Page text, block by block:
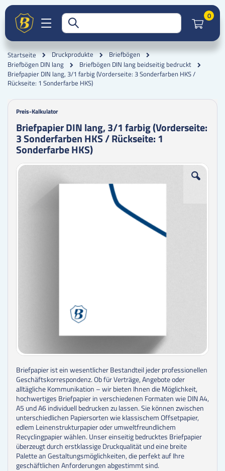
0
Startseite Druckprodukte
Briefbögen
Briefbögen DIN lang
Briefbögen DIN lang beidseitig bedruckt
Briefpapier DIN lang, 3/1 farbig (Vorderseite: 3 Sonderfarben HKS /
Rückseite: 1 Sonderfarbe HKS)
Preis-Kalkulator
Briefpapier DIN lang, 3/1 farbig (Vorderseite:
3 Sonderfarben HKS / Rückseite: 1
Sonderfarbe HKS)
Zum
Zum
Briefpapier ist ein wesentlicher Bestandteil jeder professionellen
Geschäftskorrespondenz. Ob für Verträge, Angebote oder
alltägliche Kommunikation – wir bieten Ihnen die Möglichkeit,
hochwertiges Briefpapier in verschiedenen Formaten wie DIN A4,
A5 und A6 individuell bedrucken zu lassen. Sie können zwischen
unterschiedlichen Papiersorten wie klassischem Offsetpapier,
edlem Leinenstrukturpapier oder umweltfreundlichem
Recyclingpapier wählen. Unser einseitig bedrucktes Briefpapier
überzeugt durch erstklassige Druckqualität und eine breite
Palette an Gestaltungsmöglichkeiten, die perfekt auf Ihre
geschäftlichen Anforderungen abgestimmt sind.